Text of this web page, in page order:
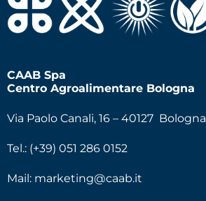
CAAB Spa
Centro Agroalimentare Bologna
Via Paolo Canali, 16 – 40127 Bologna
Tel.: (+39) 051 286 0152
Mail: marketing@caab.it